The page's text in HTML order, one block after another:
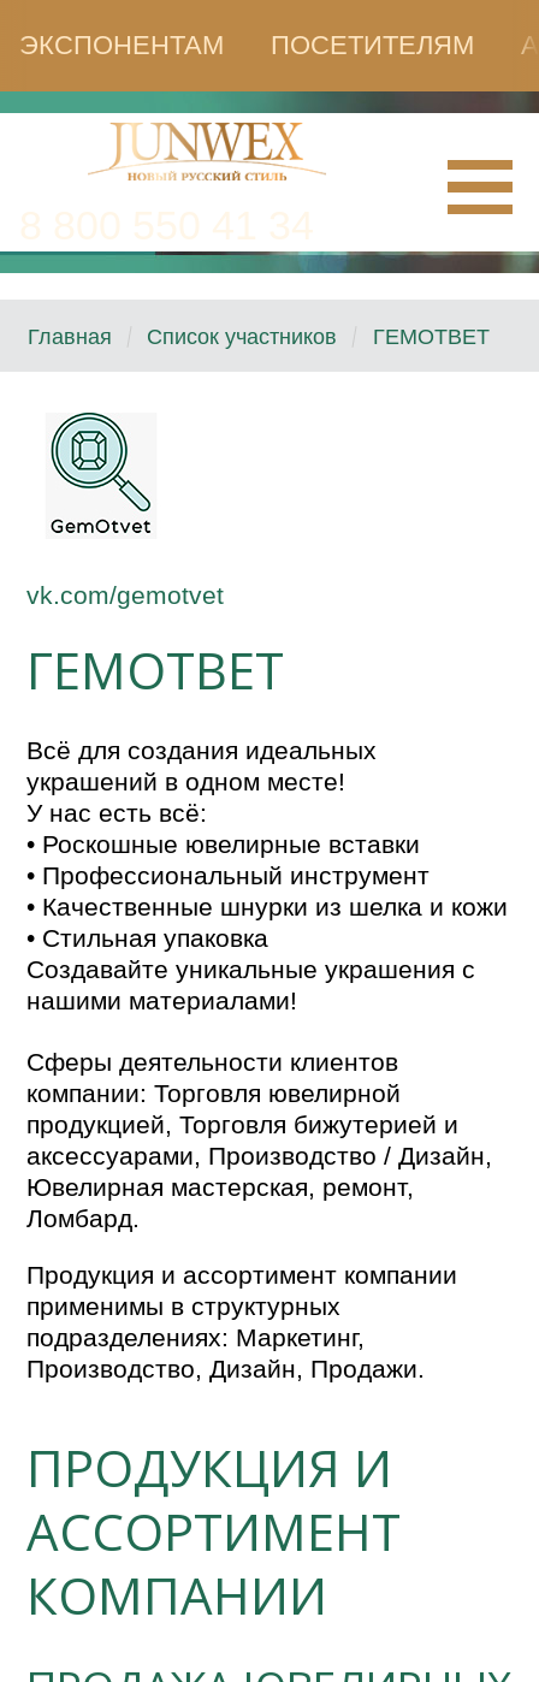
ЭКСПОНЕНТАМ ПОСЕТИТЕЛЯМ
Главная Список участников ГЕМОТВЕТ
vk.com/gemotvet
ГЕМОТВЕТ
Всё для создания идеальных
украшений в одном месте!
У нас есть всё:
• Роскошные ювелирные вставки
• Профессиональный инструмент
• Качественные шнурки из шелка и кожи
• Стильная упаковка
Создавайте уникальные украшения с
нашими материалами!
Сферы деятельности клиентов
компании: Торговля ювелирной
продукцией, Торговля бижутерией и
аксессуарами, Производство / Дизайн,
Ювелирная мастерская, ремонт,
Ломбард.
Продукция и ассортимент компании
применимы в структурных
подразделениях: Маркетинг,
Производство, Дизайн, Продажи.
ПРОДУКЦИЯ И
АССОРТИМЕНТ
КОМПАНИИ